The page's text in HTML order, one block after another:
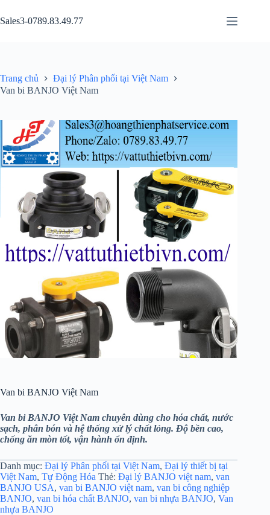
đến
phần
Sales3-0789.83.49.77
Trang chủ
Đại lý Phân phối tại Việt Nam
Van bi BANJO Việt Nam
Van bi BANJO Việt Nam
Van bi BANJO Việt Nam chuyên dùng cho hóa chất, nước
sạch, phân bón và hệ thống xử lý chất lỏng. Độ bền cao,
chống ăn mòn tốt, vận hành ổn định.
Danh mục: Đại lý Phân phối tại Việt Nam, Đại lý thiết bị tại
Việt Nam, Tự Động Hóa Thẻ: Đại lý BANJO việt nam, van
BANJO USA, van bi BANJO việt nam, van bi công nghiệp
BANJO, van bi hóa chất BANJO, van bi nhựa BANJO, Van
nhựa BANJO